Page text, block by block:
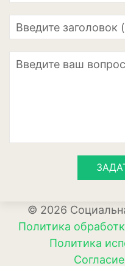
Барбарис
Гранат
Ежевика
Инжир
© 2026
Политика
Политика